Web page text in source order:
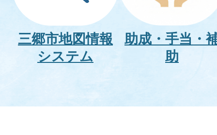
三郷市地図情報
システム
助成・手当・
助